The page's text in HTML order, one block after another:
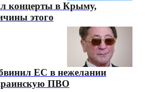
концерты в Крыму,
этого
ЕС в нежелании
ПВО